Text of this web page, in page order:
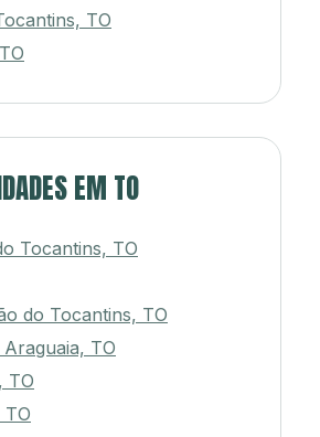
TO
EM TO
Tocantins, TO
do Tocantins, TO
TO
TO